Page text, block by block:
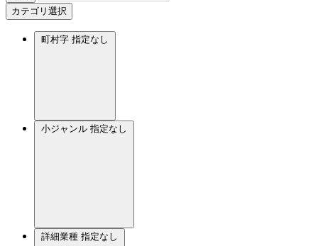
カテゴリ選択
町村字 指定なし
小ジャンル 指定なし
詳細業種 指定なし